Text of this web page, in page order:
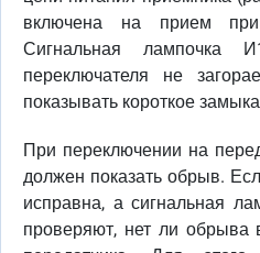
включена на прием при
Сигнальная лампочка
переключателя не
показывать короткое
При переключении на
должен показать обрыв.
исправна, а сигнальная
проверяют, нет ли обрыва